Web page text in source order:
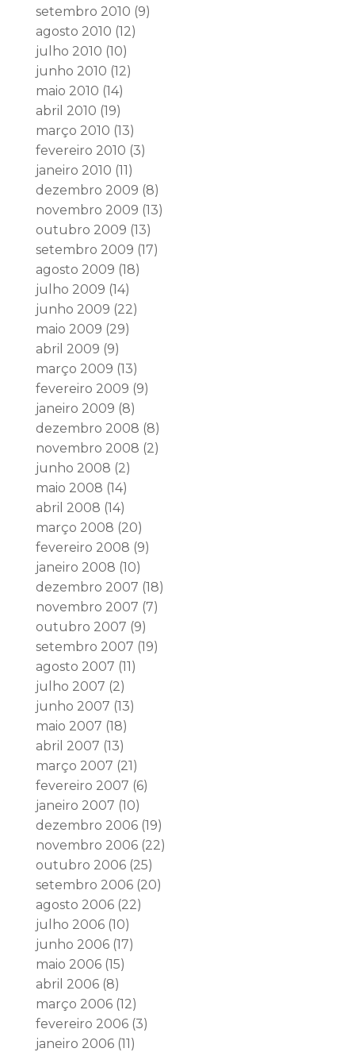
setembro 2010 (9)
agosto 2010 (12)
julho 2010 (10)
junho 2010 (12)
maio 2010 (14)
abril 2010 (19)
março 2010 (13)
fevereiro 2010 (3)
janeiro 2010 (11)
dezembro 2009 (8)
novembro 2009 (13)
outubro 2009 (13)
setembro 2009 (17)
agosto 2009 (18)
julho 2009 (14)
junho 2009 (22)
maio 2009 (29)
abril 2009 (9)
março 2009 (13)
fevereiro 2009 (9)
janeiro 2009 (8)
dezembro 2008 (8)
novembro 2008 (2)
junho 2008 (2)
maio 2008 (14)
abril 2008 (14)
março 2008 (20)
fevereiro 2008 (9)
janeiro 2008 (10)
dezembro 2007 (18)
novembro 2007 (7)
outubro 2007 (9)
setembro 2007 (19)
agosto 2007 (11)
julho 2007 (2)
junho 2007 (13)
maio 2007 (18)
abril 2007 (13)
março 2007 (21)
fevereiro 2007 (6)
janeiro 2007 (10)
dezembro 2006(19)
novembro 2006(22)
outubro 2006(25)
setembro 2006(20)
agosto 2006(22)
julho 2006(10)
junho 2006(17)
maio 2006(15)
abril 2006(8)
março 2006(12)
fevereiro 2006(3)
janeiro 2006(11)